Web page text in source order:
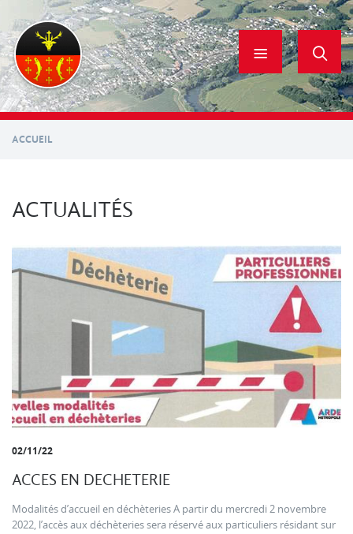
contenu
principal
ACCUEIL
ACTUALITÉS
02/11/22
ACCES EN DECHETERIE
Modalités d’accueil en déchèteries A partir du mercredi 2 novembre
2022, l’accès aux déchèteries sera réservé aux particuliers résidant sur